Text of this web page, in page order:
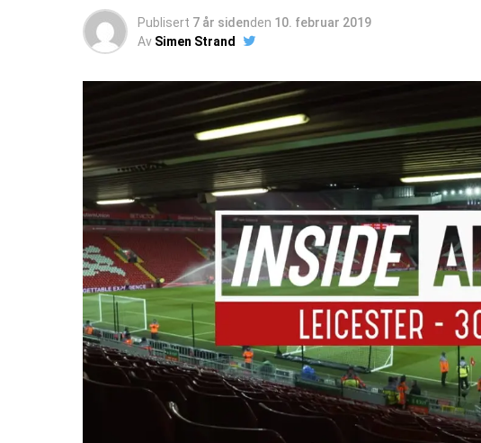
Publisert 7 år sidenden 10. februar 2019
Av Simen Strand